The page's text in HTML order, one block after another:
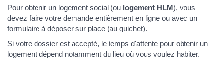
Pour obtenir un logement social (ou logement HLM), vous
devez faire votre demande entièrement en ligne ou avec un
formulaire à déposer sur place (au guichet).
Si votre dossier est accepté, le temps d'attente pour obtenir un
logement dépend notamment du lieu où vous voulez habiter.